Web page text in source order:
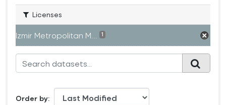
Licenses
Izmir Metropolitan M... 1
Order by